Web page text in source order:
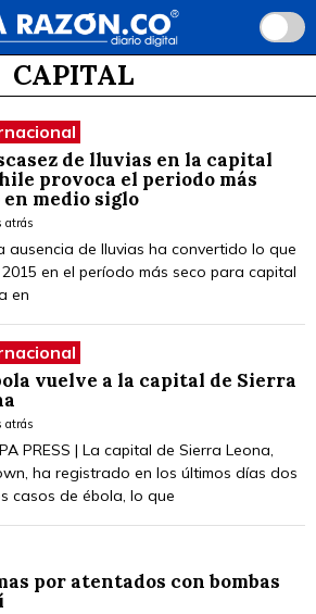
CAPITAL
de lluvias en la capital
provoca el periodo más
en medio siglo
atrás
ausencia de lluvias ha convertido lo que
en el período más seco para capital
en
vuelve a la capital de Sierra
atrás
PRESS | La capital de Sierra Leona,
ha registrado en los últimos días dos
casos de ébola, lo que
por atentados con bombas